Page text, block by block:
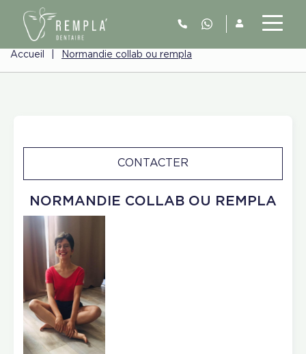
Accueil Normandie collab ou rempla
NORMANDIE COLLAB OU REMPLA
CONTACTER